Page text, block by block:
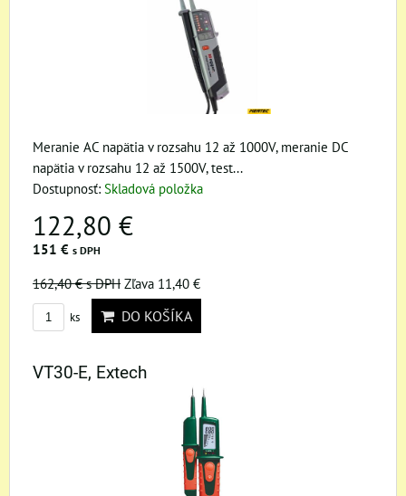
Meranie AC napätia v rozsahu 12 až 1000V, meranie DC
napätia v rozsahu 12 až 1500V, test...
Dostupnosť: Skladová položka
122,80 €
151 € s DPH
162,40 €s DPH Zľava 11,40 €
ks DO KOŠÍKA
VT30-E, Extech